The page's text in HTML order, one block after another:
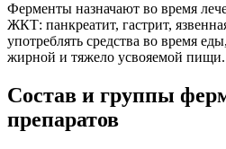
Ферменты назначают во время
ЖКТ: панкреатит, гастрит,
употреблять средства во время
жирной и тяжело усвояемой пищи.
Состав и группы
препаратов